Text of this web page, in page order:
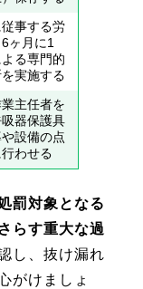
事する労
ヶ月に1
る専門的
実施する
主任者を
器保護具
設備の点
わせる
罰対象となる
らす重大な過
し、抜け漏れ
がけましょ